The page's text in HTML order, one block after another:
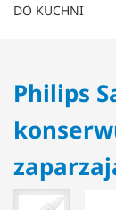
DO KUCHNI
Philips